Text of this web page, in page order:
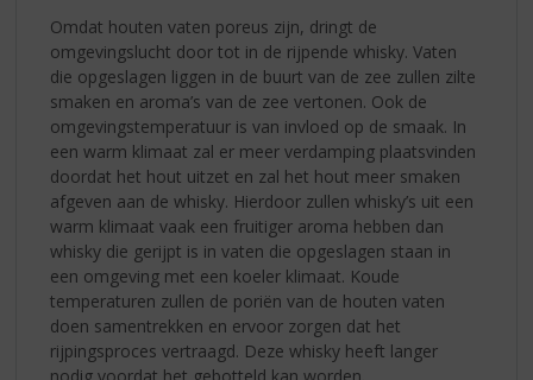
Omdat houten vaten poreus zijn, dringt de
omgevingslucht door tot in de rijpende whisky. Vaten
die opgeslagen liggen in de buurt van de zee zullen zilte
smaken en aroma’s van de zee vertonen. Ook de
omgevingstemperatuur is van invloed op de smaak. In
een warm klimaat zal er meer verdamping plaatsvinden
doordat het hout uitzet en zal het hout meer smaken
afgeven aan de whisky. Hierdoor zullen whisky’s uit een
warm klimaat vaak een fruitiger aroma hebben dan
whisky die gerijpt is in vaten die opgeslagen staan in
een omgeving met een koeler klimaat. Koude
temperaturen zullen de poriën van de houten vaten
doen samentrekken en ervoor zorgen dat het
rijpingsproces vertraagd. Deze whisky heeft langer